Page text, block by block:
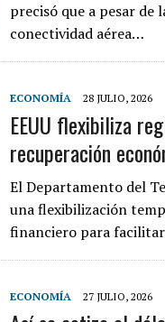
precisó que a pesar
conectividad aérea…
ECONOMÍA 28 JULIO, 2026
EEUU flexibiliza
recuperación
El Departamento del
una flexibilización
financiero para
ECONOMÍA 27 JULIO, 2026